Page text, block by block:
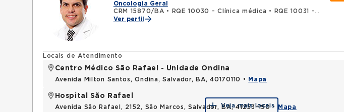
Oncologia Geral
CRM 15870/BA • RQE 10030 - Clínica médica •
RQE 10031 - Oncologia clínica
Ver perfil
Locais de Atendimento
Centro Médico São Rafael - Unidade Ondina
Avenida Milton Santos, Ondina, Salvador, BA, 40170110 • Mapa
Hospital São Rafael
Avenida São Rafael, 2152, São Marcos, Salvador, BA, 41253-190 • Mapa
Veja mais locais